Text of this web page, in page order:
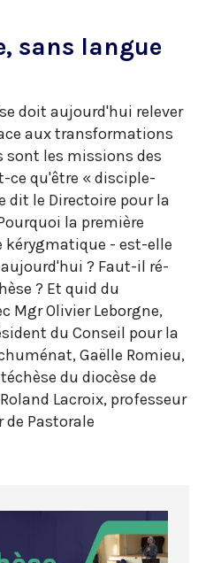
sans langue
doit aujourd'hui relever
aux transformations
sont les missions des
ce qu'être « disciple-
dit le Directoire pour la
la première
kérygmatique - est-elle
? Faut-il ré-
? Et quid du
Mgr Olivier Leborgne,
du Conseil pour la
Gaëlle Romieu,
du diocèse de
Lacroix, professeur
Pastorale